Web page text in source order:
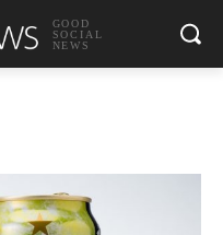
GOOD
SOCIAL
NEWS